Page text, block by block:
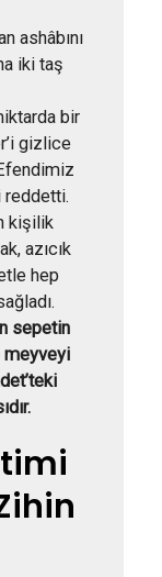
ashâbını
iki taş
bir
gizlice
reddetti.
kişilik
azıcık
hep
sepetin
meyveyi